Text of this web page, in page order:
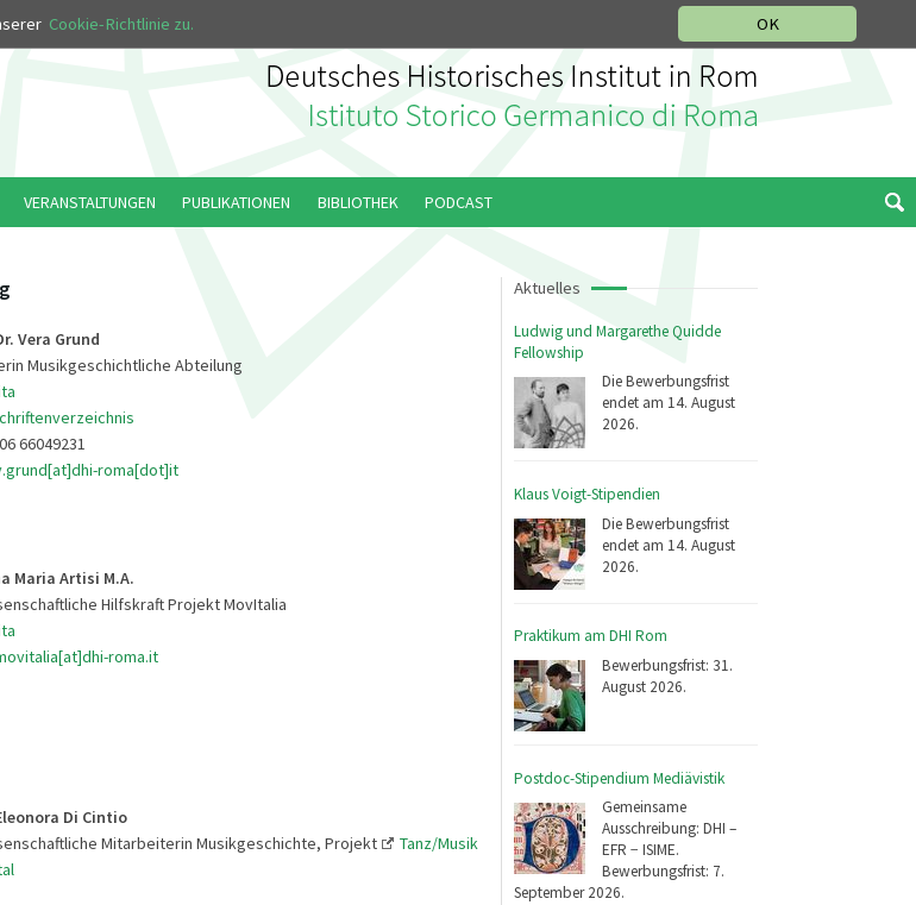
OK
Cookie-Richtlinie zu.
Aktuelles
Ludwig und Margarethe Quidde
Fellowship
Die Bewerbungsfrist
endet am 14. August
2026.
Klaus Voigt-Stipendien
Die Bewerbungsfrist
endet am 14. August
2026.
Praktikum am DHI Rom
Bewerbungsfrist: 31.
August 2026.
Postdoc-Stipendium Mediävistik
Gemeinsame
Ausschreibung: DHI –
EFR − ISIME.
Bewerbungsfrist: 7.
September 2026.
Vera Grund
Musikgeschichtliche Abteilung
66049231
roma[dot]it
Maria Artisi M.A.
Hilfskraft Projekt MovItalia
roma.it
Di Cintio
Mitarbeiterin Musikgeschichte, Projekt
Tanz/Musik
VERANSTALTUNGEN PUBLIKATIONEN BIBLIOTHEK PODCAST